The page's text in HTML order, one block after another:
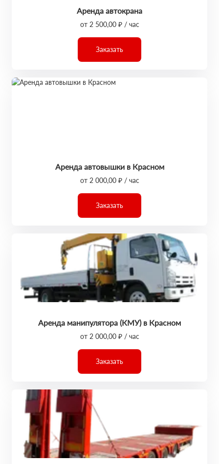
Аренда автокрана
от 2 500,00 ₽ / час
Заказать
Аренда автовышки в Красном
от 2 000,00 ₽ / час
Заказать
Аренда манипулятора (КМУ) в Красном
от 2 000,00 ₽ / час
Заказать